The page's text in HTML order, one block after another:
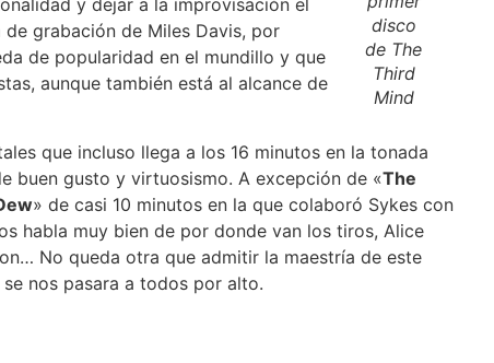
disco
de The
Third
Mind
y dejar a la improvisación el
grabación de Miles Davis, por
de popularidad en el mundillo y que
aunque también está al alcance de
que incluso llega a los 16 minutos en la tonada
buen gusto y virtuosismo. A excepción de «The
» de casi 10 minutos en la que colaboró Sykes con
habla muy bien de por donde van los tiros, Alice
No queda otra que admitir la maestría de este
nos pasara a todos por alto.